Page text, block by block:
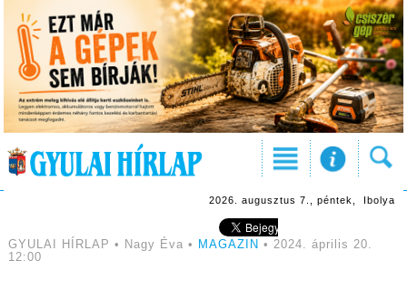
2026. augusztus 7., péntek, Ibolya
GYULAI HÍRLAP • Nagy Éva • MAGAZIN • 2024. április 20.
12:00